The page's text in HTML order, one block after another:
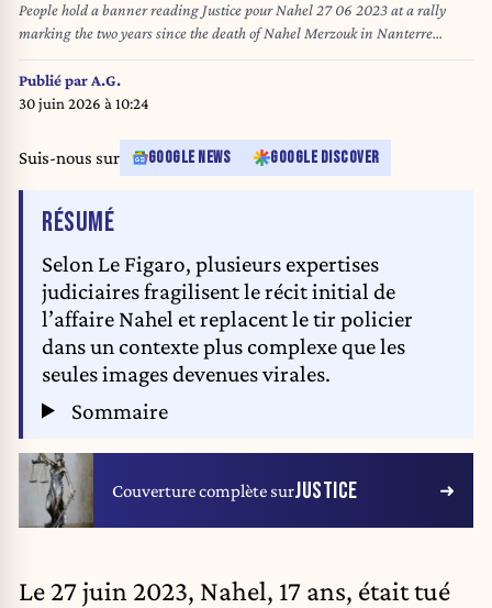
People hold a banner reading Justice pour Nahel 27 06 2023 at a rally
marking the two years since the death of Nahel Merzouk in Nanterre
France on June 27, 2025. Nahel Merzouk was killed at the age of 17 on
June 27, 2023 by a policeman during a traffic stop following a car chase.
Des personnes tiennent une banderole ou il y a inscrit Justice pour Nahel
Nahel Merzouk a Nanterre en France le 27 juin 2025. Nahel Merzouk a
ete tue a l age de 17 ans le 27 juin 2023 par un policier lors d un controle
routier a la suite d une course poursuite.
Publié parA.G.
30 juin 2026 à 10:24
Suis-nous sur GOOGLE NEWS GOOGLE DISCOVER
RÉSUMÉDE L'ARTICLE
Selon Le Figaro, plusieurs expertises
judiciaires fragilisent le récit initial de
l’affaire Nahel et replacent le tir policier
dans un contexte plus complexe que les
seules images devenues virales.
Sommaire
Couverture complète surJUSTICE
Le 27 juin 2023, Nahel, 17 ans, était tué